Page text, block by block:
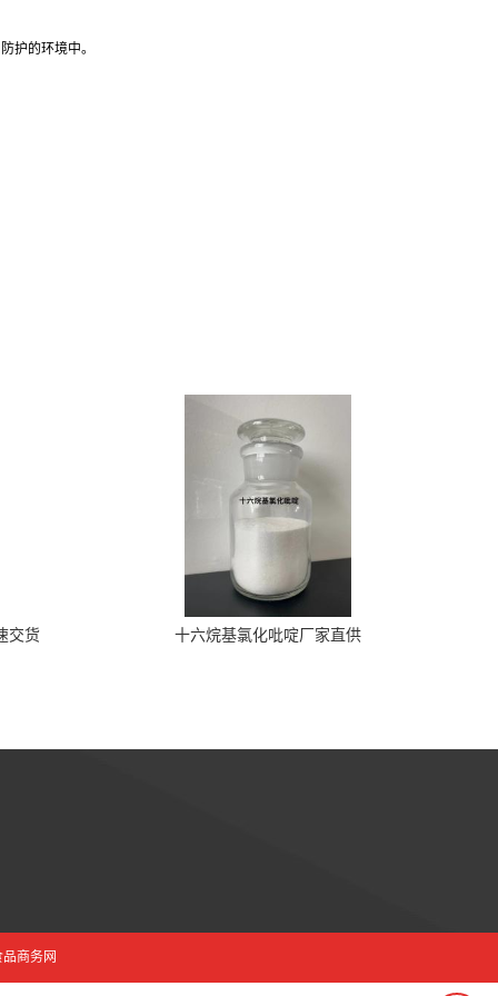
护的环境中。
交货 十六烷基氯化吡啶厂家直供
品商务网